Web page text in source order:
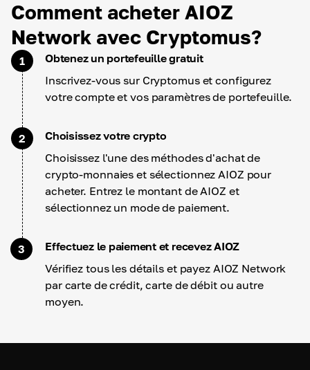
Comment acheter AIOZ
Network avec Cryptomus?
1
Obtenez un portefeuille gratuit
Inscrivez-vous sur Cryptomus et configurez
votre compte et vos paramètres de portefeuille.
2
Choisissez votre crypto
Choisissez l'une des méthodes d'achat de
crypto-monnaies et sélectionnez AIOZ pour
acheter. Entrez le montant de AIOZ et
sélectionnez un mode de paiement.
3
Effectuez le paiement et recevez AIOZ
Vérifiez tous les détails et payez AIOZ Network
par carte de crédit, carte de débit ou autre
moyen.